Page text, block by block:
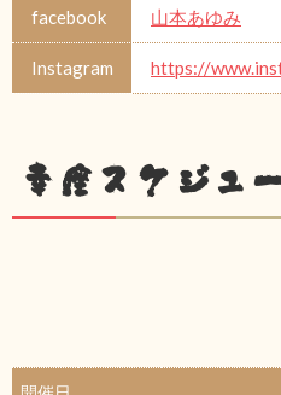
facebook 山本あゆみ
Instagram https://
幸座スケジュ